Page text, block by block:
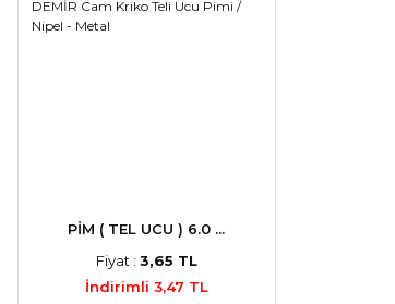
PİM ( TEL UCU ) 6.0 ...
Fiyat : 3,65 TL
İndirimli 3,47 TL